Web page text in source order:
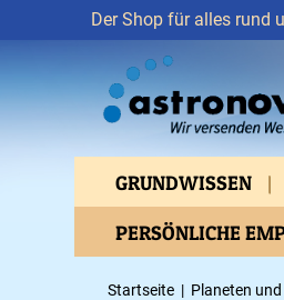
Der Shop für alles rund
GRUNDWISSEN
VERTIEFTES
BEWUSSTES
PERSÖNLICHE
Startseite | Planeten und